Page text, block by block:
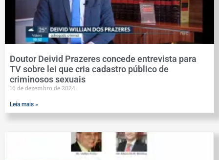
Doutor Deivid Prazeres concede entrevista para
TV sobre lei que cria cadastro público de
criminosos sexuais
16 de dezembro de 2024
Leia mais »